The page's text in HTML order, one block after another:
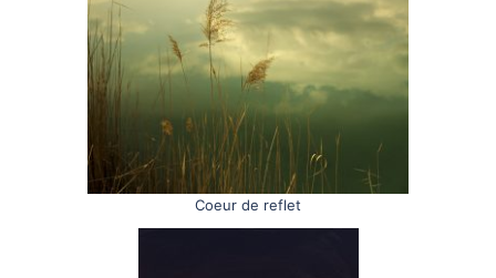
Coeur de reflet